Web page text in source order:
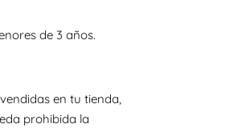
de 3 años.
en tu tienda,
prohibida la